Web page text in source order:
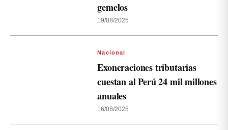
gemelos
19/08/2025
Nacional
Exoneraciones tributarias
cuestan al Perú 24 mil millones
anuales
16/08/2025